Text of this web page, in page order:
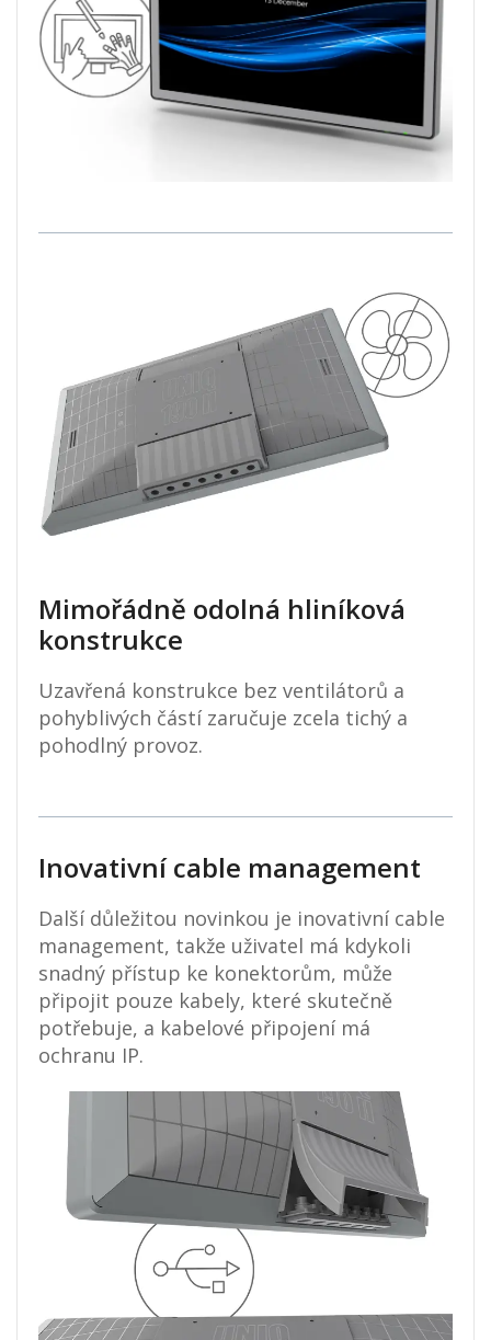
Mimořádně odolná hliníková
konstrukce
Uzavřená konstrukce bez ventilátorů a
pohyblivých částí zaručuje zcela tichý a
pohodlný provoz.
Inovativní cable management
Další důležitou novinkou je inovativní cable
management, takže uživatel má kdykoli
snadný přístup ke konektorům, může
připojit pouze kabely, které skutečně
potřebuje, a kabelové připojení má
ochranu IP.